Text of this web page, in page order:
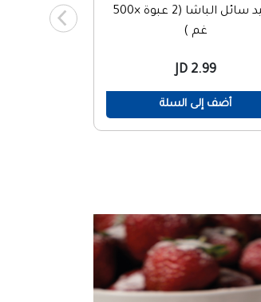
جميد سائل الباشا (2 عبوة ×500
غم )
2.99 JD
أضف إلى السلة